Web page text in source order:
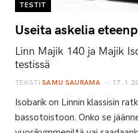
TESTIT
Useita askelia
Linn Majik 140 ja Majik
testissä
TEKSTI SAMU SAURAMA
Isobarik on Linnin klassisin
bassotoistoon. Onko se